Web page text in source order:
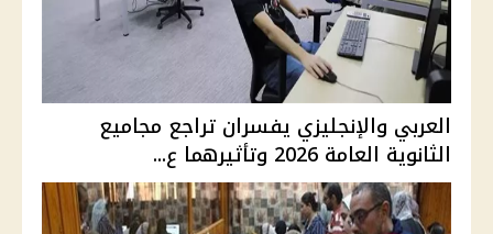
العربي والإنجليزي يفسران تراجع مجاميع
الثانوية العامة 2026 وتأثيرهما ع...